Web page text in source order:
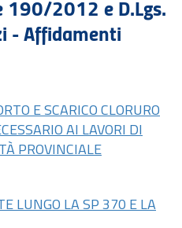
190/2012 e D.Lgs.
- Affidamenti
E SCARICO CLORURO
AI LAVORI DI
PROVINCIALE
LUNGO LA SP 370 E LA